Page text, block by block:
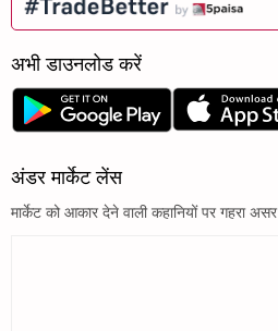
अभी डाउनलोड करें
अंडर मार्केट लेंस
मार्केट को आकार देने वाली कहानियों पर गहरा असर